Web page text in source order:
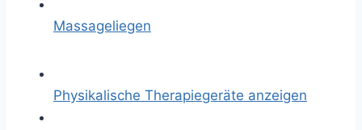
Massageliegen
Physikalische Therapiegeräte anzeigen